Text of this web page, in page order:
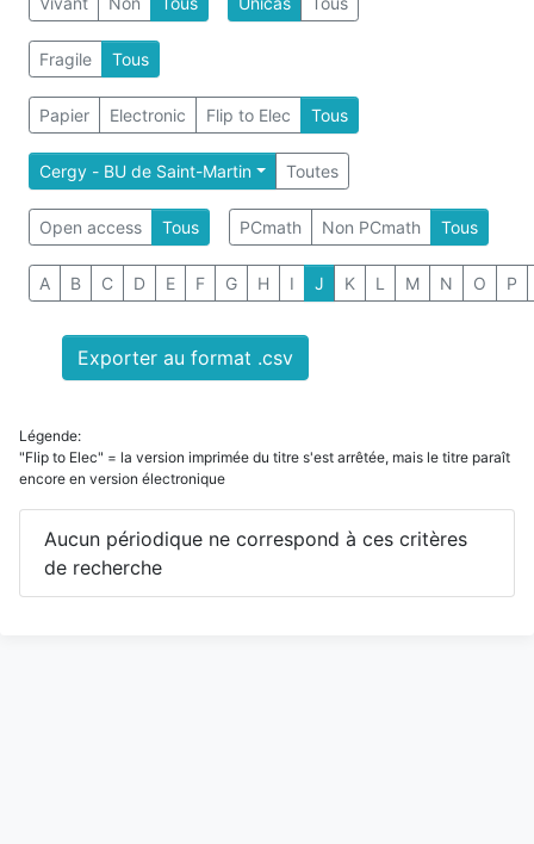
Fragile Tous
Papier Electronic Flip to Elec Tous
Cergy - BU de Saint-Martin Toutes
Open access Tous PCmath Non PCmath Tous
A B C D E F G H I J K L M N O P
Exporter au format .csv
Légende:
"Flip to Elec" = la version imprimée du titre s'est arrêtée, mais le titre paraît
encore en version électronique
Aucun périodique ne correspond à ces critères
de recherche